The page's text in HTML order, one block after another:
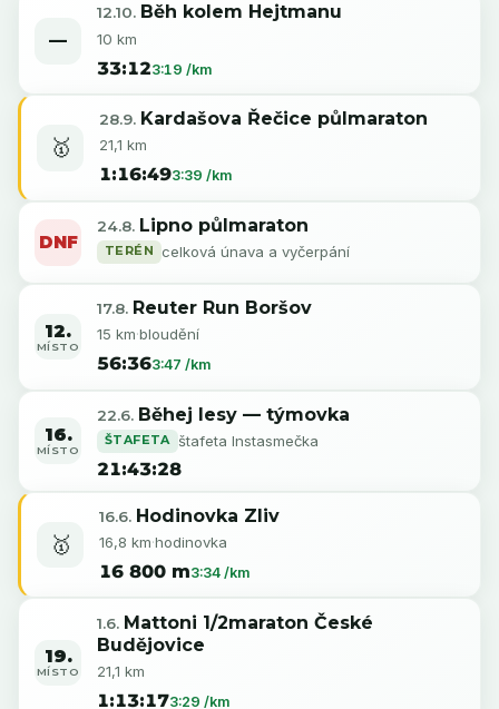
—
12.10. Běh kolem Hejtmanu
10 km
33:123:19 /km
🥇
28.9. Kardašova Řečice půlmaraton
21,1 km
1:16:493:39 /km
DNF
24.8. Lipno půlmaraton
TERÉN celková únava a vyčerpání
12.
MÍSTO
17.8. Reuter Run Boršov
15 km·bloudění
56:363:47 /km
16.
MÍSTO
22.6. Běhej lesy — týmovka
ŠTAFETA štafeta Instasmečka
21:43:28
🥇
16.6. Hodinovka Zliv
16,8 km·hodinovka
16 800 m3:34 /km
19.
MÍSTO
1.6. Mattoni 1/2maraton České
Budějovice
21,1 km
1:13:173:29 /km